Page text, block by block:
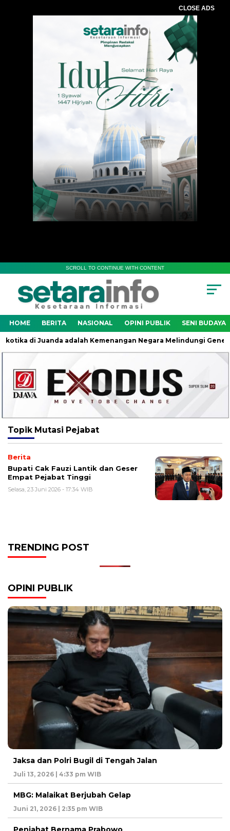
CLOSE ADS
SCROLL TO CONTINUE WITH CONTENT
HOME BERITA NASIONAL OPINI PUBLIK SENI BUDAYA
di Juanda adalah Kemenangan Negara Melindungi Generasi
Topik Mutasi Pejabat
Berita
Bupati Cak Fauzi Lantik dan Geser
Empat Pejabat Tinggi
Selasa, 23 Juni 2026 - 17:34 WIB
TRENDING POST
OPINI PUBLIK
Jaksa dan Polri Bugil di Tengah Jalan
Juli 13, 2026 | 4:33 pm WIB
MBG: Malaikat Berjubah Gelap
Juni 21, 2026 | 2:35 pm WIB